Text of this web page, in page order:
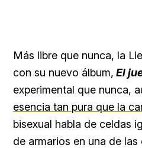
Más libre que nunca, la
con su nuevo álbum, El
experimental que nunca,
esencia tan pura que la
bisexual habla de celdas
de armarios en una de las